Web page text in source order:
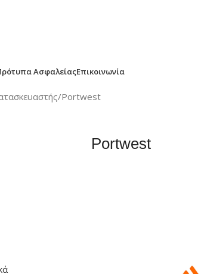
ΑσφαλείαςΕπικοινωνία
Portwest
Portwest